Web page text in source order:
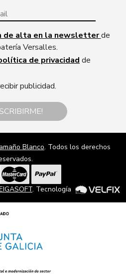
de alta en la newsletterde
Versalles.
de privacidad de
publicidad.
Blanco. Todos los derechos
. Tecnología